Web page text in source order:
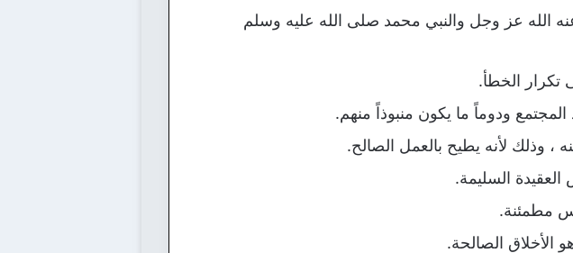
الله عز وجل والنبي محمد صلى الله عليه وسلم
تكرار الخطأ.
ودوماً ما يكون منبوذاً منهم.
وذلك لأنه يطيح بالعمل الصالح.
السليمة.
مطمئنة.
الأخلاق الصالحة.